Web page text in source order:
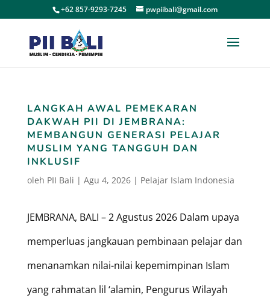
+62 857-9293-7245 pwpiibali@gmail.com
LANGKAH AWAL PEMEKARAN
DAKWAH PII DI JEMBRANA:
MEMBANGUN GENERASI PELAJAR
MUSLIM YANG TANGGUH DAN
INKLUSIF
oleh PII Bali | Agu 4, 2026| Pelajar Islam Indonesia
JEMBRANA, BALI – 2 Agustus 2026 Dalam upaya
memperluas jangkauan pembinaan pelajar dan
menanamkan nilai-nilai kepemimpinan Islam
yang rahmatan lil ‘alamin, Pengurus Wilayah